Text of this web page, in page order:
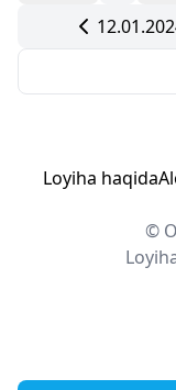
Loyiha haqida
©